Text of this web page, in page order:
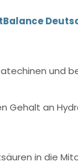
und
Gehalt an
in die